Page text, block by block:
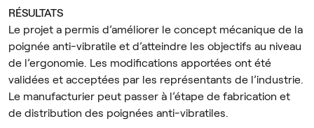
RÉSULTATS
Le projet a permis d’améliorer le concept mécanique de la
poignée anti-vibratile et d’atteindre les objectifs au niveau
de l’ergonomie. Les modifications apportées ont été
validées et acceptées par les représentants de l’industrie.
Le manufacturier peut passer à l’étape de fabrication et
de distribution des poignées anti-vibratiles.